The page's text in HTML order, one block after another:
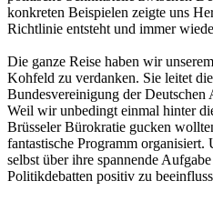
konkreten Beispielen zeigte uns
Richtlinie entsteht und immer
Die ganze Reise haben wir
Kohfeld zu verdanken. Sie leitet
Bundesvereinigung der
Weil wir unbedingt einmal hinter
Brüsseler Bürokratie gucken
fantastische Programm organisiert.
selbst über ihre spannende
Politikdebatten positiv zu